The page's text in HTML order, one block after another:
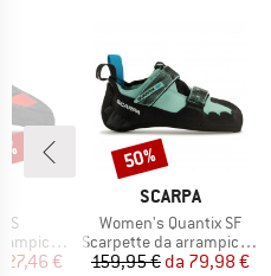
S
ridotto
€
MARCHIO
SCARPA
Articolo
Women's Quantix SF
Gruppo di prodotti
Scarpette da arrampicata
Prezzo
159,95 € Prezzo ridotto
da 79,98 €
Sconto
50%